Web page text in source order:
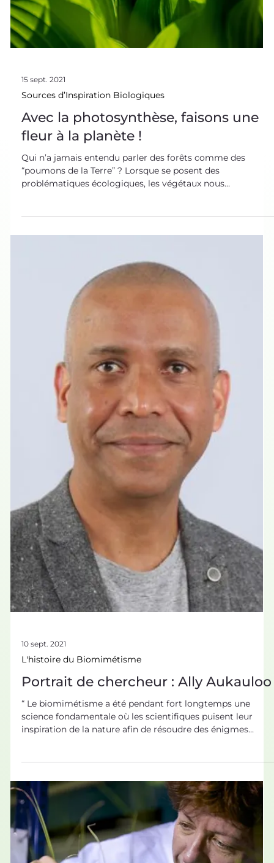
15 sept. 2021
Sources d’Inspiration Biologiques
Avec la photosynthèse, faisons une
apparaissent souvent comme la solution vers laquelle
orienter l’innovation. La photosynthèse, en particulier, est
au cœur de la recherche. Et pour de bonnes raisons : en
reproduisant ce phénomène artificiellement, il devient
possible de créer et stocker de l’énergie , améliorer les
10 sept. 2021
“ Le biomimétisme a été pendant fort longtemps une
science fondamentale où les scientifiques puisent leur
inspiration de la nature afin de résoudre des énigmes
scientifiques . Bioxegy était le chaînon manquant pour
connecter ce domaine et la recherche appliquée. Bioxegy
s’impose comme une plateforme privilégiée pour relier la